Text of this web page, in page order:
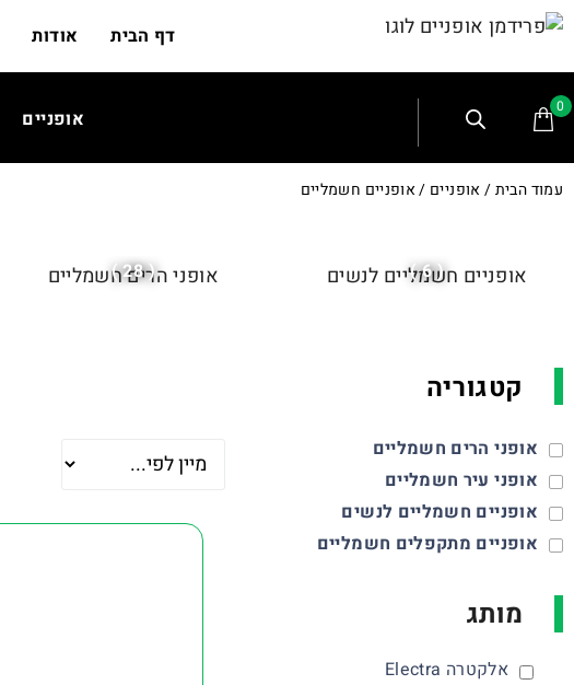
דף הבית אודות
0 אופניים
עמוד הבית/ אופניים / אופניים חשמליים
( 6 )
אופניים חשמליים לנשים ( 28 )
אופני הרים חשמליים
קטגוריה
אופני הרים חשמליים
אופני עיר חשמליים
אופניים חשמליים לנשים
אופניים מתקפלים חשמליים
מותג
אלקטרה Electra